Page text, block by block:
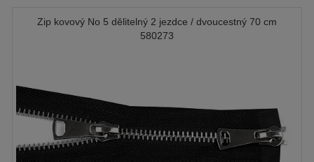
Zip kovový No 5 dělitelný 2 jezdce / dvoucestný 70 cm
580273